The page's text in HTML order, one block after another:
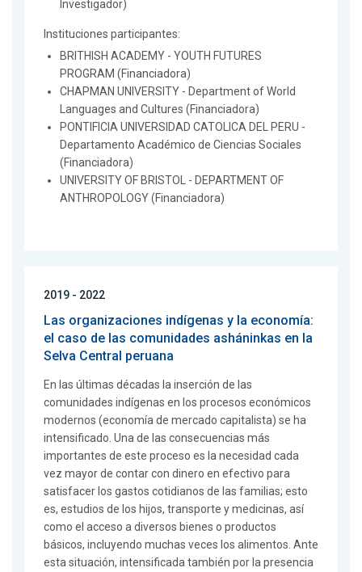
Investigador)
Instituciones participantes:
BRITHISH ACADEMY - YOUTH FUTURES
PROGRAM (Financiadora)
CHAPMAN UNIVERSITY - Department of World
Languages and Cultures (Financiadora)
PONTIFICIA UNIVERSIDAD CATOLICA DEL PERU -
Departamento Académico de Ciencias Sociales
(Financiadora)
UNIVERSITY OF BRISTOL - DEPARTMENT OF
ANTHROPOLOGY (Financiadora)
2019 - 2022
Las organizaciones indígenas y la economía:
el caso de las comunidades asháninkas en la
Selva Central peruana
En las últimas décadas la inserción de las
comunidades indígenas en los procesos económicos
modernos (economía de mercado capitalista) se ha
intensificado. Una de las consecuencias más
importantes de este proceso es la necesidad cada
vez mayor de contar con dinero en efectivo para
satisfacer los gastos cotidianos de las familias; esto
es, estudios de los hijos, transporte y medicinas, así
como el acceso a diversos bienes o productos
básicos, incluyendo muchas veces los alimentos. Ante
esta situación, intensificada también por la presencia